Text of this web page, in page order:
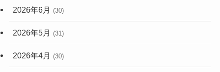
2026年6月 (30)
2026年5月 (31)
2026年4月 (30)